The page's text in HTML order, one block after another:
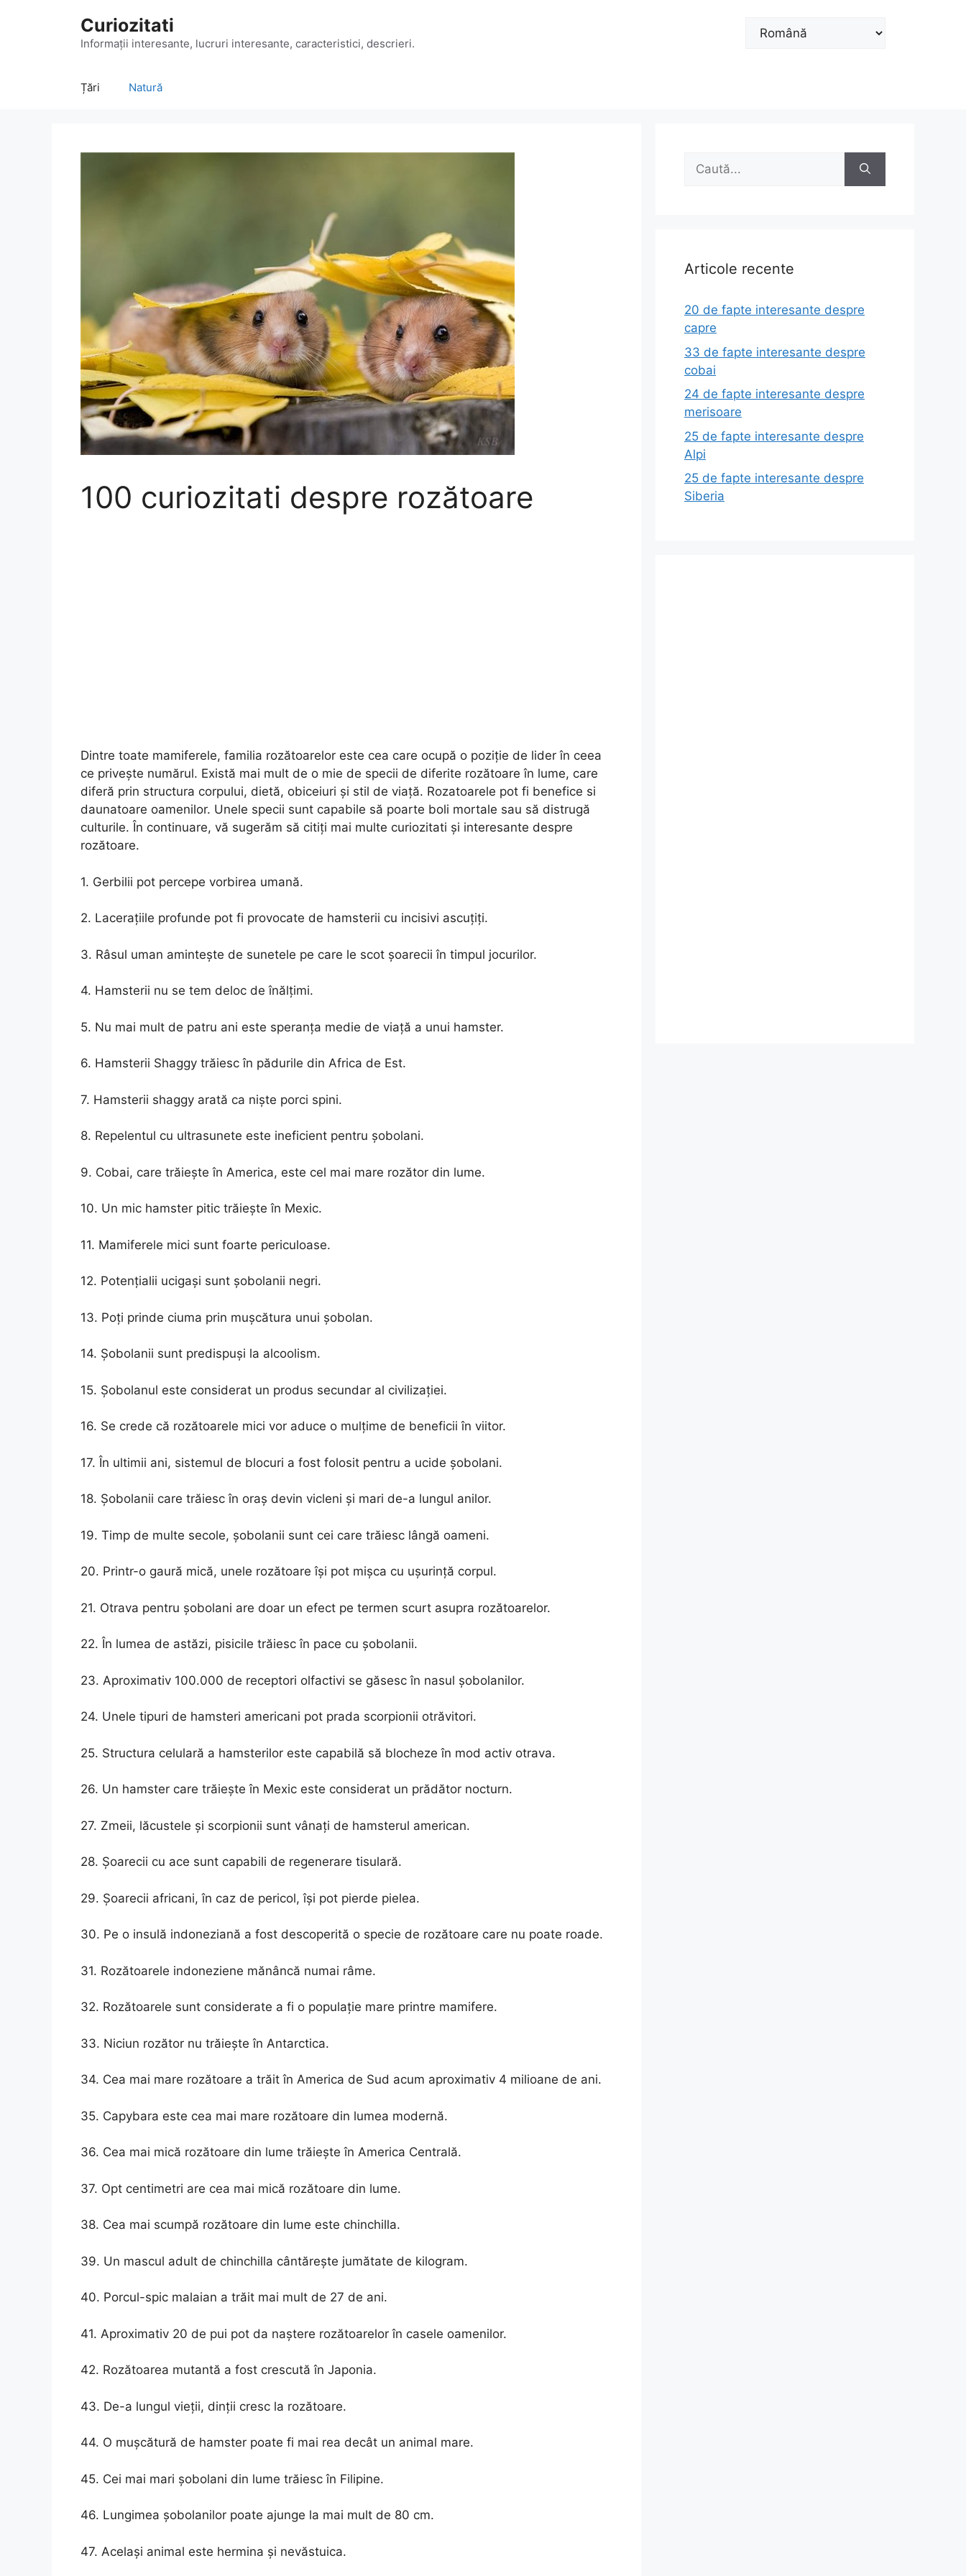
Curiozitati
Informații interesante, lucruri interesante, caracteristici, descrieri.
Alege
Țări Natură
100 curiozitati despre rozătoare
Dintre toate mamiferele, familia rozătoarelor este cea care ocupă o poziție de lider în ceea
ce privește numărul. Există mai mult de o mie de specii de diferite rozătoare în lume, care
diferă prin structura corpului, dietă, obiceiuri și stil de viață. Rozatoarele pot fi benefice si
daunatoare oamenilor. Unele specii sunt capabile să poarte boli mortale sau să distrugă
culturile. În continuare, vă sugerăm să citiți mai multe curiozitati și interesante despre
rozătoare.
1. Gerbilii pot percepe vorbirea umană.
2. Lacerațiile profunde pot fi provocate de hamsterii cu incisivi ascuțiți.
3. Râsul uman amintește de sunetele pe care le scot șoarecii în timpul jocurilor.
4. Hamsterii nu se tem deloc de înălțimi.
5. Nu mai mult de patru ani este speranța medie de viață a unui hamster.
6. Hamsterii Shaggy trăiesc în pădurile din Africa de Est.
7. Hamsterii shaggy arată ca niște porci spini.
8. Repelentul cu ultrasunete este ineficient pentru șobolani.
9. Cobai, care trăiește în America, este cel mai mare rozător din lume.
10. Un mic hamster pitic trăiește în Mexic.
11. Mamiferele mici sunt foarte periculoase.
12. Potențialii ucigași sunt șobolanii negri.
13. Poți prinde ciuma prin mușcătura unui șobolan.
14. Șobolanii sunt predispuși la alcoolism.
15. Șobolanul este considerat un produs secundar al civilizației.
16. Se crede că rozătoarele mici vor aduce o mulțime de beneficii în viitor.
17. În ultimii ani, sistemul de blocuri a fost folosit pentru a ucide șobolani.
18. Șobolanii care trăiesc în oraș devin vicleni și mari de-a lungul anilor.
19. Timp de multe secole, șobolanii sunt cei care trăiesc lângă oameni.
20. Printr-o gaură mică, unele rozătoare își pot mișca cu ușurință corpul.
21. Otrava pentru șobolani are doar un efect pe termen scurt asupra rozătoarelor.
22. În lumea de astăzi, pisicile trăiesc în pace cu șobolanii.
23. Aproximativ 100.000 de receptori olfactivi se găsesc în nasul șobolanilor.
24. Unele tipuri de hamsteri americani pot prada scorpionii otrăvitori.
25. Structura celulară a hamsterilor este capabilă să blocheze în mod activ otrava.
26. Un hamster care trăiește în Mexic este considerat un prădător nocturn.
27. Zmeii, lăcustele și scorpionii sunt vânați de hamsterul american.
28. Șoarecii cu ace sunt capabili de regenerare tisulară.
29. Șoarecii africani, în caz de pericol, își pot pierde pielea.
30. Pe o insulă indoneziană a fost descoperită o specie de rozătoare care nu poate roade.
31. Rozătoarele indoneziene mănâncă numai râme.
32. Rozătoarele sunt considerate a fi o populație mare printre mamifere.
33. Niciun rozător nu trăiește în Antarctica.
34. Cea mai mare rozătoare a trăit în America de Sud acum aproximativ 4 milioane de ani.
35. Capybara este cea mai mare rozătoare din lumea modernă.
36. Cea mai mică rozătoare din lume trăiește în America Centrală.
37. Opt centimetri are cea mai mică rozătoare din lume.
38. Cea mai scumpă rozătoare din lume este chinchilla.
39. Un mascul adult de chinchilla cântărește jumătate de kilogram.
40. Porcul-spic malaian a trăit mai mult de 27 de ani.
41. Aproximativ 20 de pui pot da naștere rozătoarelor în casele oamenilor.
42. Rozătoarea mutantă a fost crescută în Japonia.
43. De-a lungul vieții, dinții cresc la rozătoare.
44. O mușcătură de hamster poate fi mai rea decât un animal mare.
45. Cei mai mari șobolani din lume trăiesc în Filipine.
46. Lungimea șobolanilor poate ajunge la mai mult de 80 cm.
47. Același animal este hermina și nevăstuica.
Caută
Articole recente
20 de fapte interesante despre
capre
33 de fapte interesante despre
cobai
24 de fapte interesante despre
merisoare
25 de fapte interesante despre
Alpi
25 de fapte interesante despre
Siberia